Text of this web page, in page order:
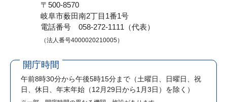
〒500-8570
岐阜市薮田南2丁目1番1号
電話番号 058-272-1111（代表）
（法人番号4000020210005）
開庁時間
午前8時30分から午後5時15分まで （土曜日、日曜日、祝
日、休日、年末年始（12月29日から1月3日）を除く）